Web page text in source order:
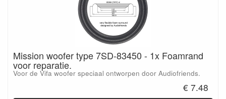
Mission woofer type 7SD-83450 - 1x Foamrand
voor reparatie.
Voor de Vifa woofer speciaal ontworpen door Audiofriends.
€ 7.48